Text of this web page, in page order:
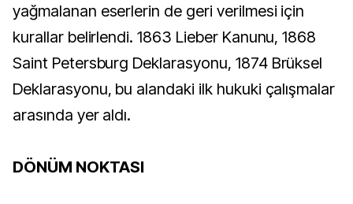
yağmalanan eserlerin de geri verilmesi için
kurallar belirlendi. 1863 Lieber Kanunu, 1868
Saint Petersburg Deklarasyonu, 1874 Brüksel
Deklarasyonu, bu alandaki ilk hukuki çalışmalar
arasında yer aldı.
DÖNÜM NOKTASI